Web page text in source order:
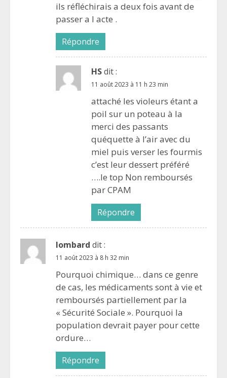
ils réfléchirais a deux fois avant de
passer a l acte .
Répondre
HSdit :
11 août 2023 à 11 h 23 min
attaché les violeurs étant a
poil sur un poteau à la
merci des passants
quéquette à l’air avec du
miel puis verser les fourmis
c’est leur dessert préféré
….le top Non remboursés
par CPAM
Répondre
lombard dit :
11 août 2023 à 8 h 32 min
Pourquoi chimique… dans ce genre
de cas, les médicaments sont à vie et
remboursés partiellement par la
« Sécurité Sociale ». Pourquoi la
population devrait payer pour cette
ordure…
Répondre